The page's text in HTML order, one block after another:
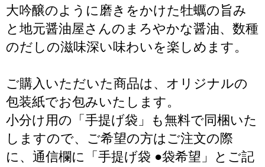
大吟醸のように磨きをかけた牡蠣の旨み
と地元醤油屋さんのまろやかな醤油、数種
のだしの滋味深い味わいを楽しめます。
ご購入いただいた商品は、オリジナルの
包装紙でお包みいたします。
小分け用の「手提げ袋」も無料で同梱いた
しますので、ご希望の方はご注文の際
に、通信欄に「手提げ袋 ●袋希望」とご記